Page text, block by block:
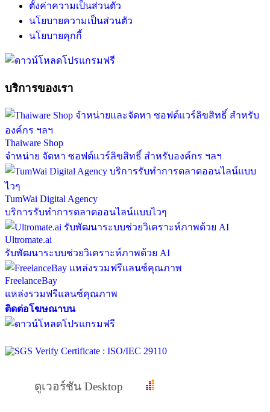
ตั้งค่าความเป็นส่วนตัว
นโยบายความเป็นส่วนตัว
นโยบายคุกกี้
บริการของเรา
Thaiware Shop
จำหน่าย จัดหา ซอฟต์แวร์ลิขสิทธิ์ สำหรับองค์กร ฯลฯ
TumWai Digital Agency
บริการรับทำการตลาดออนไลน์แบบไวๆ
Ultromate.ai
รับพัฒนาระบบช่วยวิเคราะห์ภาพด้วย AI
FreelanceBay
แหล่งรวมฟรีแลนซ์คุณภาพ
ติดต่อโฆษณาบน
ดูเวอร์ชัน Desktop